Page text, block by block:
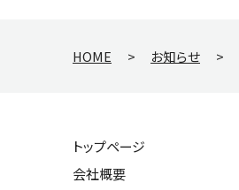
HOME > お知らせ >
トップページ
会社概要